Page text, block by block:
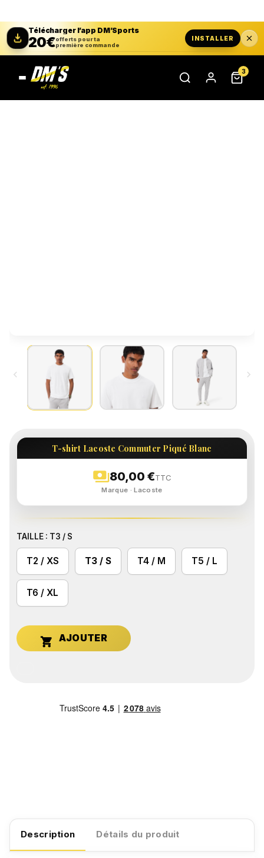
Télécharger l’app DM’Sports
20€offerts pour ta
première commande
INSTALLER
3
 
T-shirt Lacoste Commuter Piqué Blanc
payments80,00 €TTC
Marque · Lacoste
TAILLE : T3 / S
T2 / XS T3 / S T4 / M T5 / L
T6 / XL

Description Détails du produit